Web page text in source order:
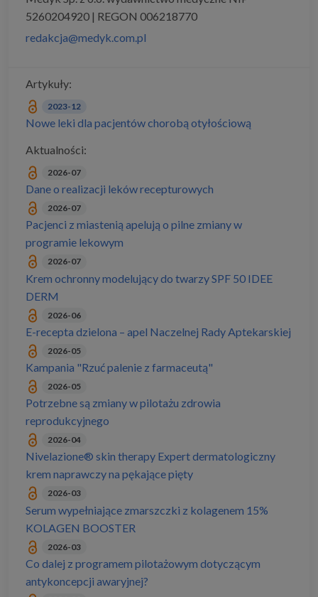
5260204920 | REGON 006218770
redakcja@medyk.com.pl
Artykuły:
2023-12
Nowe leki dla pacjentów chorobą otyłościową
Aktualności:
2026-07
Dane o realizacji leków recepturowych
2026-07
Pacjenci z miastenią apelują o pilne zmiany w
programie lekowym
2026-07
Krem ochronny modelujący do twarzy SPF 50 IDEE
DERM
2026-06
E-recepta dzielona – apel Naczelnej Rady Aptekarskiej
2026-05
Kampania "Rzuć palenie z farmaceutą"
2026-05
Potrzebne są zmiany w pilotażu zdrowia
reprodukcyjnego
2026-04
Nivelazione® skin therapy Expert dermatologiczny
krem naprawczy na pękające pięty
2026-03
Serum wypełniające zmarszczki z kolagenem 15%
KOLAGEN BOOSTER
2026-03
Co dalej z programem pilotażowym dotyczącym
antykoncepcji awaryjnej?